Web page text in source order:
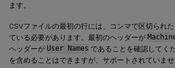
ます。
CSVファイルの最初の行には、コンマで区切られ
ている必要があります。最初のヘッダーが
ヘッダーが User Names であることを確認してく
を含めることはできますが、サポートされていま